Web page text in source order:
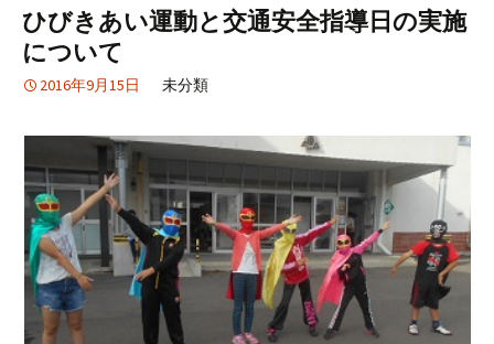
ひびきあい運動と交通安全指導日の実施
について
2016年9月15日 未分類